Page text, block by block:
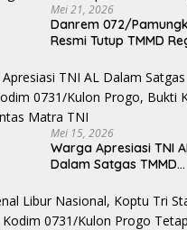
Mei 21, 2026
Danrem 072/
Resmi Tutup TMMD
Progo
Mei 15, 2026
Warga Apresiasi TNI
Dalam Satgas TMMD
Bukti Kuat Sinergi
Matra TNI